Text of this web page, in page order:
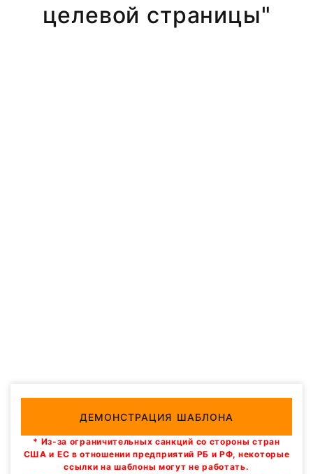
целевой страницы"
ДЕМОНСТРАЦИЯ ШАБЛОНА
* Из-за ограничительных санкций со стороны стран
США и ЕС в отношении предприятий РБ и РФ, некоторые
ссылки на шаблоны могут не работать.